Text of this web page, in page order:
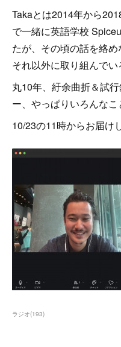
Takaとは2014年から
で一緒に英語学校
たが、その頃の話を絡
それ以外に取り組んでい
丸10年、紆余曲折＆試
ー、やっぱりいろんな
10/23の11時からお届け
ラジオ(193)